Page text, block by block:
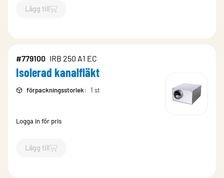
Lägg till
`$Lägg till
#779100 IRB 250 A1 EC
Isolerad kanalfläkt
förpackningsstorlek: 1 st
Logga in för pris
Lägg till
`$Lägg till